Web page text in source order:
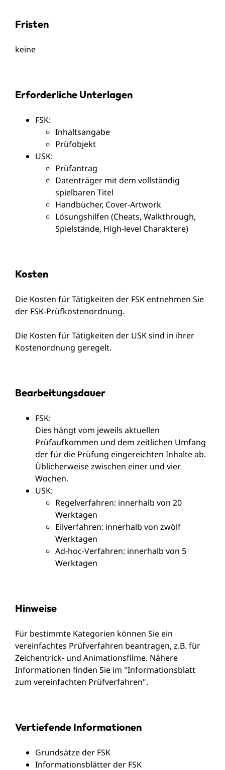
Fristen
keine
Erforderliche Unterlagen
FSK:
Inhaltsangabe
Prüfobjekt
USK:
Prüfantrag
Datenträger mit dem vollständig
spielbaren Titel
Handbücher, Cover-Artwork
Lösungshilfen (Cheats, Walkthrough,
Spielstände, High-level Charaktere)
Kosten
Die Kosten für Tätigkeiten der FSK entnehmen Sie
der FSK-Prüfkostenordnung.
Die Kosten für Tätigkeiten der USK sind in ihrer
Kostenordnung geregelt.
Bearbeitungsdauer
FSK:
Dies hängt vom jeweils aktuellen
Prüfaufkommen und dem zeitlichen Umfang
der für die Prüfung eingereichten Inhalte ab.
Üblicherweise zwischen einer und vier
Wochen.
USK:
Regelverfahren: innerhalb von 20
Werktagen
Eilverfahren: innerhalb von zwölf
Werktagen
Ad-hoc-Verfahren: innerhalb von 5
Werktagen
Hinweise
Für bestimmte Kategorien können Sie ein
vereinfachtes Prüfverfahren beantragen, z.B. für
Zeichentrick- und Animationsfilme. Nähere
Informationen finden Sie im "Informationsblatt
zum vereinfachten Prüfverfahren".
Vertiefende Informationen
Grundsätze der FSK
Informationsblätter der FSK